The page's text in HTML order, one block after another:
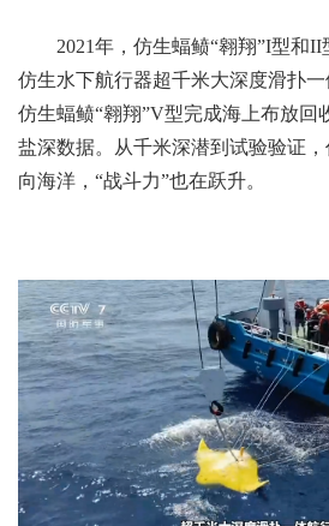
2021年，仿生蝠鲼“翱翔”I型和
仿生水下航行器超千米大深度滑扑一
仿生蝠鲼“翱翔”V型完成海上布放回
盐深数据。从千米深潜到试验验证
向海洋，“战斗力”也在跃升。